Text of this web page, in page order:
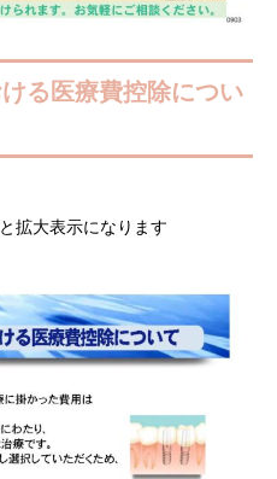
る医療費控除につい
拡大表示になります